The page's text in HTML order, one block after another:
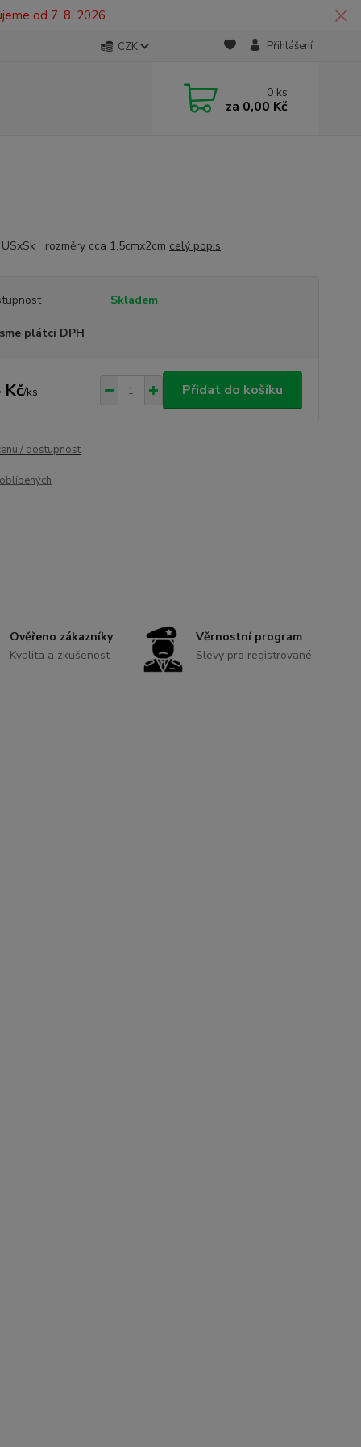
od 7. 8. 2026
CZK Přihlášení
0 ks
za 0,00 Kč
rozměry cca 1,5cmx2cm celý popis
Skladem
plátci DPH
Kč/ks Přidat do košíku
/ dostupnost
Ověřeno zákazníky
Kvalita a zkušenost
Věrnostní program
Slevy pro registrované